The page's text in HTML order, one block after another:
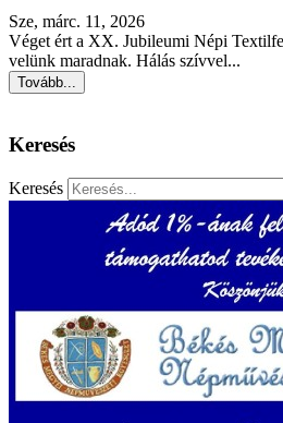
Sze, márc. 11, 2026
Véget ért a XX. Jubileumi Népi
velünk maradnak. Hálás szívvel...
Tovább...
Keresés
Keresés